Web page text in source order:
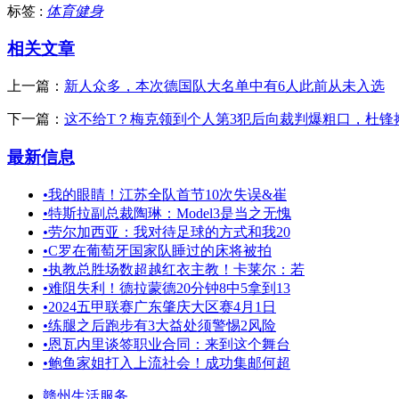
标签 : 体育健身
相关文章
上一篇： 新人众多，本次德国队大名单中有6人此前从未入选
下一篇： 这不给T？梅克领到个人第3犯后向裁判爆粗口，杜锋
最新信息
•我的眼睛！江苏全队首节10次失误&崔
•特斯拉副总裁陶琳：Model3是当之无愧
•劳尔加西亚：我对待足球的方式和我20
•️C罗在葡萄牙国家队睡过的床将被拍
•执教总胜场数超越红衣主教！卡莱尔：若
•难阻失利！德拉蒙德20分钟8中5拿到13
•2024五甲联赛广东肇庆大区赛4月1日
•练腿之后跑步有3大益处须警惕2风险
•恩瓦内里谈签职业合同：来到这个舞台
•鲍鱼家姐打入上流社会！成功集邮何超
赣州生活服务